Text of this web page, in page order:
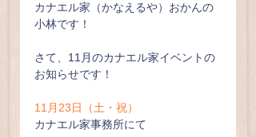
カナエル家（かなえるや）おかんの
小林です！
さて、11月のカナエル家イベントの
お知らせです！
11月23日（土・祝）
カナエル家事務所にて